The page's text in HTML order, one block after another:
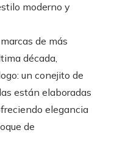
moderno y
de más
década,
un conejito de
están elaboradas
elegancia
de